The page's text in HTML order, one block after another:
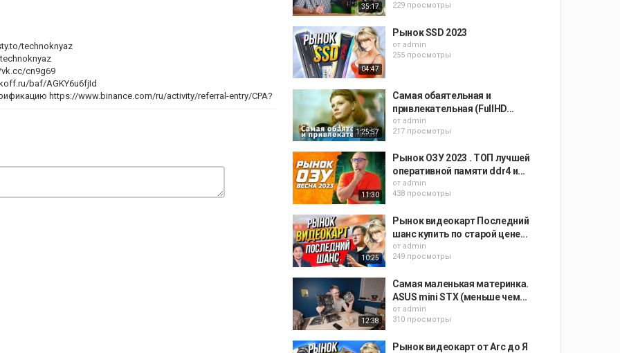
technoknyaz
cn9g69
baf/AGKY6u6fjId
https://www.binance.com/ru/activity/referral-entry/CPA?
edit#gid=0
35:17
229 просмотры
04:47
Рынок SSD 2023
от admin
255 просмотры
1:25:57
Самая обаятельная и
привлекательная (FullHD...
от admin
217 просмотры
11:30
Рынок ОЗУ 2023 . ТОП лучшей
оперативной памяти ddr4 и...
от admin
438 просмотры
10:25
Рынок видеокарт Последний
шанс купить по старой цене...
от admin
249 просмотры
12:38
Самая маленькая материнка.
ASUS mini STX (меньше чем...
от admin
310 просмотры
Рынок видеокарт от Аrc до Я